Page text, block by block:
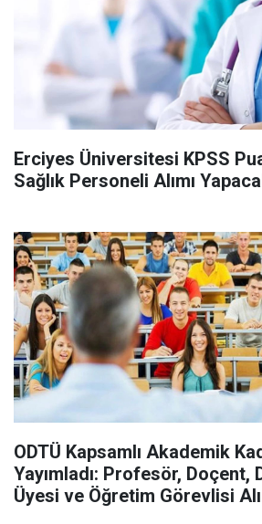
Erciyes Üniversitesi KPSS
Sağlık Personeli Alımı
ODTÜ Kapsamlı Akademik
Yayımladı: Profesör, Doçent,
Üyesi ve Öğretim Görevlisi